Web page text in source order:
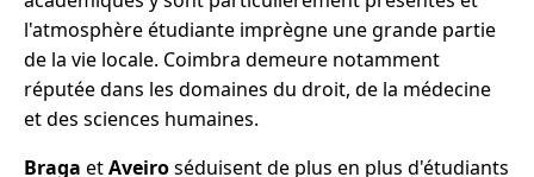
l'atmosphère étudiante imprègne une grande partie
de la vie locale. Coimbra demeure notamment
réputée dans les domaines du droit, de la médecine
et des sciences humaines.
Braga etAveiroséduisent de plus en plus d'étudiants